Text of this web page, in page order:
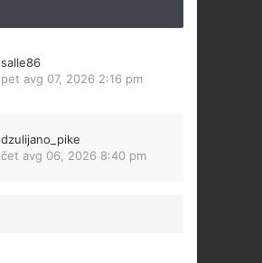
salle86
pet avg 07, 2026 2:16 pm
dzulijano_pike
čet avg 06, 2026 8:40 pm